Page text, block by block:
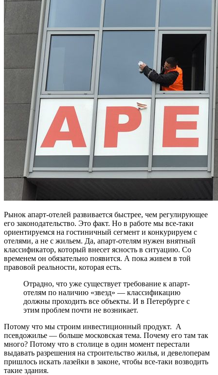
Рынок апарт-отелей развивается быстрее, чем регулирующее
его законодательство. Это факт. Но в работе мы все-таки
ориентируемся на гостиничный сегмент и конкурируем с
отелями, а не с жильем. Да, апарт-отелям нужен внятный
классификатор, который внесет ясность в ситуацию. Со
временем он обязательно появится. А пока живем в той
правовой реальности, которая есть.
Отрадно, что уже существует требование к апарт-
отелям по наличию «звезд» — классификацию
должны проходить все объекты. И в Петербурге с
этим проблем почти не возникает.
Потому что мы строим инвестиционный продукт. А
псевдожилье — больше московская тема. Почему его там так
много? Потому что в столице в один момент перестали
выдавать разрешения на строительство жилья, и девелоперам
пришлось искать лазейки в законе, чтобы все-таки возводить
такие здания.